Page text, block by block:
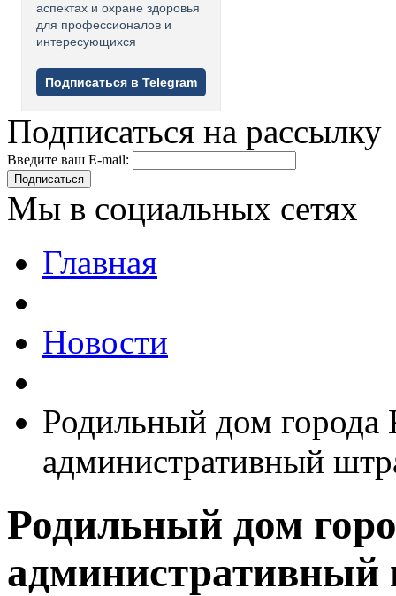
аспектах и охране здоровья
для профессионалов и
интересующихся
Подписаться в Telegram
Подписаться на рассылку
Введите ваш E-mail:
Подписаться
Мы в социальных сетях
Главная
Новости
Родильный дом города
административный
Родильный дом
административный